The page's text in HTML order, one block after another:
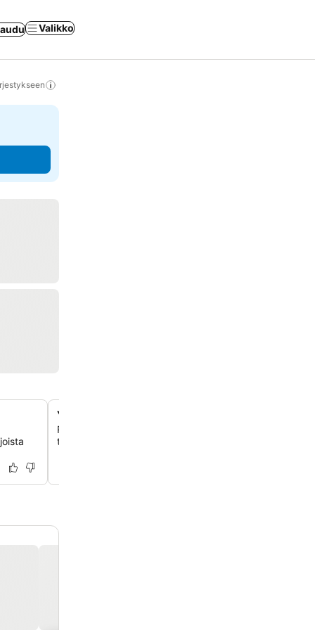
Valikko
Yksityiset saunat mökeissä
Rentoudu oman mökkisi yksityisessä saunassa, joka on
tietyissä mökeissä, täydellinen lumisen erämaan